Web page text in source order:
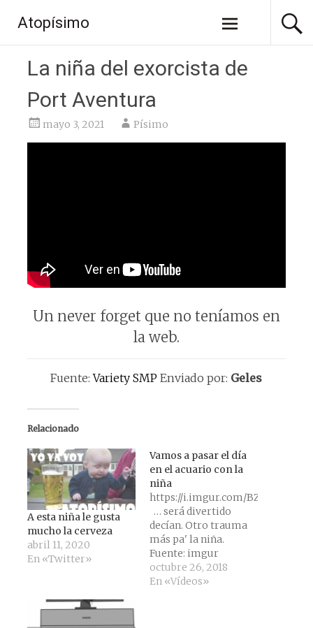
contenido
Atopísimo
La niña del exorcista de
Port Aventura
mayo 3, 2021 Písimo
Un never forget que no teníamos en
la web.
Fuente:Variety SMP Enviado por: Geles
Relacionado
A esta niña le gusta
mucho la cerveza
abril 11, 2020
En «Twitter»
Vamos a pasar el día
en el acuario con la
niña
https://i.imgur.com/
… será divertido
decían. Otro trauma
más pa' la niña.
Fuente: imgur
octubre 26, 2018
En «Vídeos»